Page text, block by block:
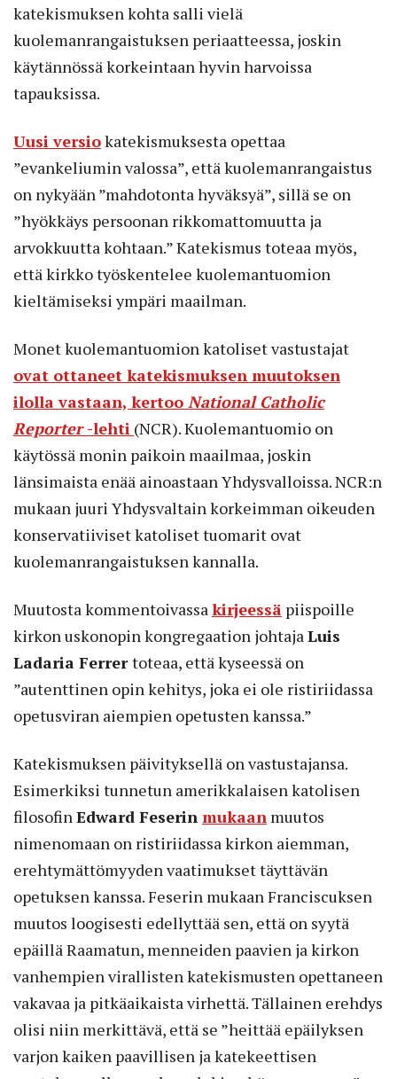
katekismuksen kohta salli vielä
kuolemanrangaistuksen periaatteessa, joskin
käytännössä korkeintaan hyvin harvoissa
tapauksissa.
Uusi versiokatekismuksesta opettaa
”evankeliumin valossa”, että kuolemanrangaistus
on nykyään ”mahdotonta hyväksyä”, sillä se on
”hyökkäys persoonan rikkomattomuutta ja
arvokkuutta kohtaan.” Katekismus toteaa myös,
että kirkko työskentelee kuolemantuomion
kieltämiseksi ympäri maailman.
Monet kuolemantuomion katoliset vastustajat
ovat ottaneet katekismuksen muutoksen
ilolla vastaan, kertoo National Catholic
Reporter-lehti (NCR). Kuolemantuomio on
käytössä monin paikoin maailmaa, joskin
länsimaista enää ainoastaan Yhdysvalloissa. NCR:n
mukaan juuri Yhdysvaltain korkeimman oikeuden
konservatiiviset katoliset tuomarit ovat
kuolemanrangaistuksen kannalla.
Muutosta kommentoivassakirjeessä piispoille
kirkon uskonopin kongregaation johtajaLuis
Ladaria Ferrertoteaa, että kyseessä on
”autenttinen opin kehitys, joka ei ole ristiriidassa
opetusviran aiempien opetusten kanssa.”
Katekismuksen päivityksellä on vastustajansa.
Esimerkiksi tunnetun amerikkalaisen katolisen
filosofinEdward Feserin mukaan muutos
nimenomaan on ristiriidassa kirkon aiemman,
erehtymättömyyden vaatimukset täyttävän
opetuksen kanssa. Feserin mukaan Franciscuksen
muutos loogisesti edellyttää sen, että on syytä
epäillä Raamatun, menneiden paavien ja kirkon
vanhempien virallisten katekismusten opettaneen
vakavaa ja pitkäaikaista virhettä. Tällainen erehdys
olisi niin merkittävä, että se ”heittää epäilyksen
varjon kaiken paavillisen ja katekeettisen